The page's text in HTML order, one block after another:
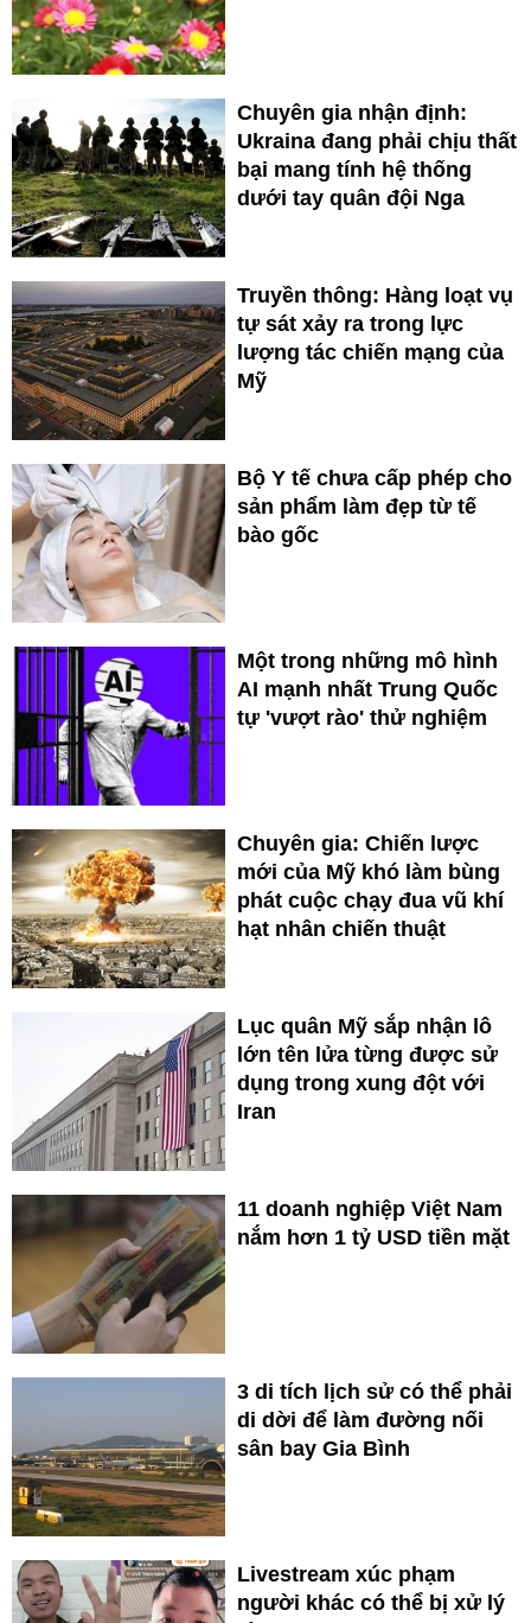
Chuyên gia nhận định:
Ukraina đang phải chịu thất
bại mang tính hệ thống
dưới tay quân đội Nga
Truyền thông: Hàng loạt vụ
tự sát xảy ra trong lực
lượng tác chiến mạng của
Mỹ
Bộ Y tế chưa cấp phép cho
sản phẩm làm đẹp từ tế
bào gốc
Một trong những mô hình
AI mạnh nhất Trung Quốc
tự 'vượt rào' thử nghiệm
Chuyên gia: Chiến lược
mới của Mỹ khó làm bùng
phát cuộc chạy đua vũ khí
hạt nhân chiến thuật
Lục quân Mỹ sắp nhận lô
lớn tên lửa từng được sử
dụng trong xung đột với
Iran
11 doanh nghiệp Việt Nam
nắm hơn 1 tỷ USD tiền mặt
3 di tích lịch sử có thể phải
di dời để làm đường nối
sân bay Gia Bình
Livestream xúc phạm
người khác có thể bị xử lý